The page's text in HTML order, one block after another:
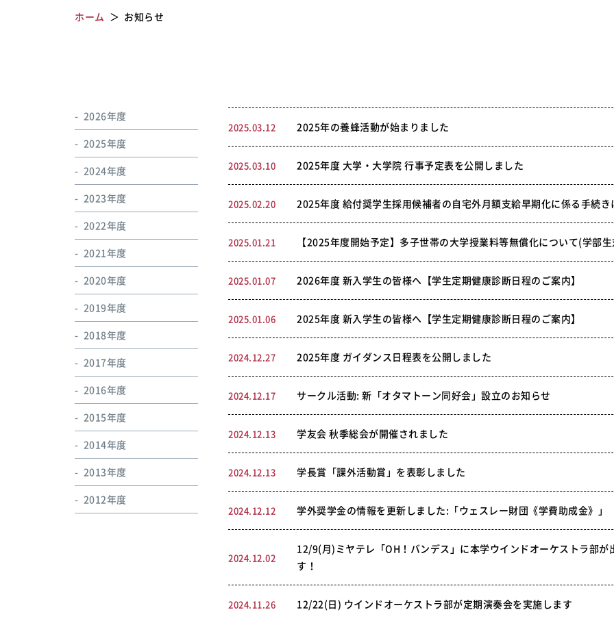
ホーム お知らせ
2025.03.12 2025年の養蜂活動が始まりました
2025.03.10 2025年度 大学・大学院 行事予定表を公開しました
2025.02.20 2025年度 給付奨学生採用候補者の自宅外月額支給早期化に係る手続き
2025.01.21 【2025年度開始予定】多子世帯の大学授業料等無償化について(学部
2025.01.07 2026年度 新入学生の皆様へ【学生定期健康診断日程のご案内】
2025.01.06 2025年度 新入学生の皆様へ【学生定期健康診断日程のご案内】
2024.12.27 2025年度 ガイダンス日程表を公開しました
2024.12.17 サークル活動: 新「オタマトーン同好会」設立のお知らせ
2024.12.13 学友会 秋季総会が開催されました
2024.12.13 学長賞「課外活動賞」を表彰しました
2024.12.12 学外奨学金の情報を更新しました:「ウェスレー財団《学費助成金》」
2024.12.02
12/9(月)ミヤテレ「OH！バンデス」に本学ウインドオーケストラ部が
す！
2024.11.26 12/22(日) ウインドオーケストラ部が定期演奏会を実施します
2026年度
2025年度
2024年度
2023年度
2022年度
2021年度
2020年度
2019年度
2018年度
2017年度
2016年度
2015年度
2014年度
2013年度
2012年度